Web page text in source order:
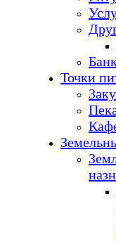
Точки